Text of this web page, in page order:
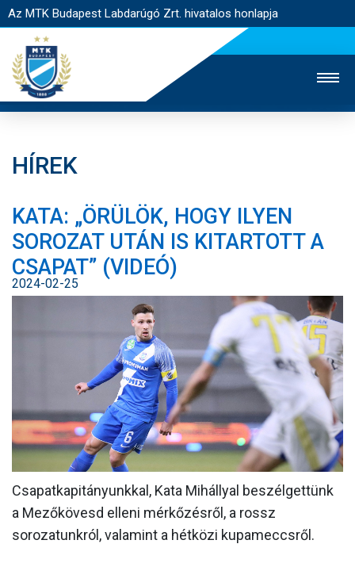
Az MTK Budapest Labdarúgó Zrt. hivatalos honlapja
JEGYÉRTÉKESÍTÉS
WEBSHOP
STADION
EGYESÜLET
KAPCSOLAT
NYITÓLAP
CSAPATOK
MÉRKŐZÉSEK
KLUB
GALÉRIA
SZURKOLÓI ÉLMÉNYEK
AKKREDITÁCIÓ
HÍREK
KATA: „ÖRÜLÖK, HOGY ILYEN
SOROZAT UTÁN IS KITARTOTT A
CSAPAT” (VIDEÓ)
2024-02-25
Csapatkapitányunkkal, Kata Mihállyal beszélgettünk
a Mezőkövesd elleni mérkőzésről, a rossz
sorozatunkról, valamint a hétközi kupameccsről.